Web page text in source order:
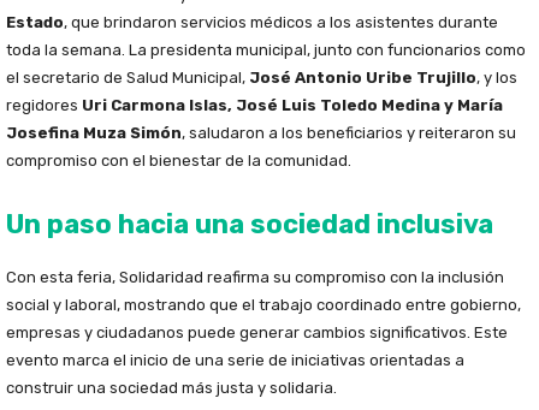
Estado, que brindaron servicios médicos a los asistentes durante
toda la semana. La presidenta municipal, junto con funcionarios como
el secretario de Salud Municipal, José Antonio Uribe Trujillo, y los
regidores Uri Carmona Islas, José Luis Toledo Medina y María
Josefina Muza Simón, saludaron a los beneficiarios y reiteraron su
compromiso con el bienestar de la comunidad.
Un paso hacia una sociedad inclusiva
Con esta feria, Solidaridad reafirma su compromiso con la inclusión
social y laboral, mostrando que el trabajo coordinado entre gobierno,
empresas y ciudadanos puede generar cambios significativos. Este
evento marca el inicio de una serie de iniciativas orientadas a
construir una sociedad más justa y solidaria.